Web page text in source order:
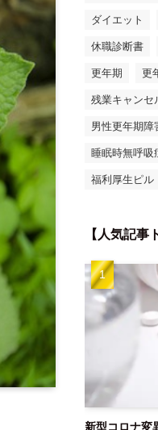
ダイエット
休職診断書
更年期 更
残業キャンセ
男性更年期障
睡眠時無呼吸
福利厚生ピル
【人気記事
新型コロナ変